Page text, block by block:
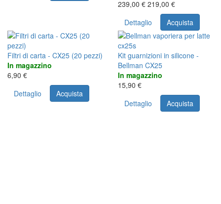
239,00 € 219,00 €
Dettaglio
Acquista
Filtri di carta - CX25 (20 pezzi)
In magazzino
6,90 €
Dettaglio
Acquista
Kit guarnizioni in silicone -
Bellman CX25
In magazzino
15,90 €
Dettaglio
Acquista